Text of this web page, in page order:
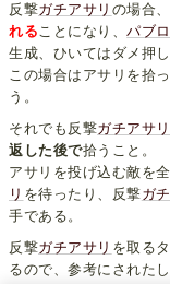
反撃ガチアサリ の場合、
れることになり、パブロ
生成、ひいてはダメ押
この場合はアサリを拾
う。
それでも反撃ガチアサリ
返した後で拾うこと。
アサリを投げ込む敵を
リ を待ったり、反撃ガ
手である。
反撃ガチアサリ を取る
るので、参考にされた